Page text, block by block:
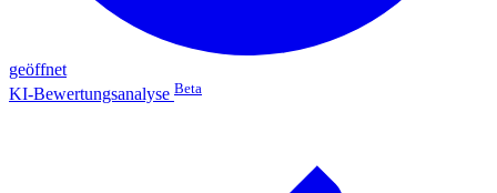
geöffnet
KI-Bewertungsanalyse Beta